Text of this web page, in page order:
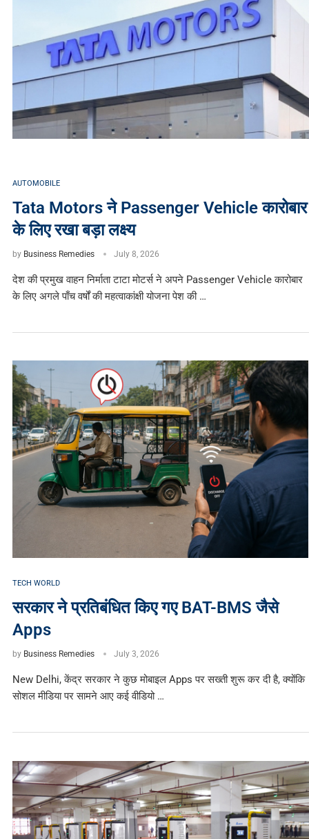
AUTOMOBILE
Tata Motors ने Passenger Vehicle कारोबार
के लिए रखा बड़ा लक्ष्य
by Business Remedies July 8, 2026
देश की प्रमुख वाहन निर्माता टाटा मोटर्स ने अपने Passenger Vehicle कारोबार
के लिए अगले पाँच वर्षों की महत्वाकांक्षी योजना पेश की …
TECH WORLD
सरकार ने प्रतिबंधित किए गए BAT-BMS जैसे
Apps
by Business Remedies July 3, 2026
New Delhi, केंद्र सरकार ने कुछ मोबाइल Apps पर सख्ती शुरू कर दी है, क्योंकि
सोशल मीडिया पर सामने आए कई वीडियो …